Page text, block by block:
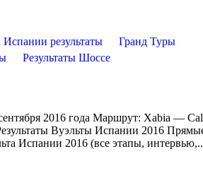
Испании результаты
Гранд Туры
Результаты Шоссе
2016 года Маршрут: Xabia —
Вуэльты Испании 2016
Испании 2016 (все этапы,